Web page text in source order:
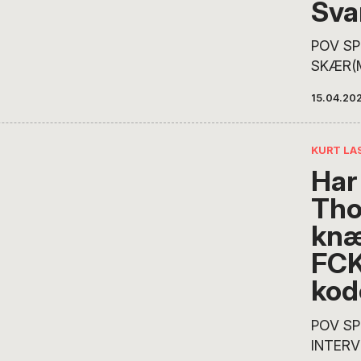
POV
første
bruger
bagud,
og gå i
at æde
ikke…
KURT
POV